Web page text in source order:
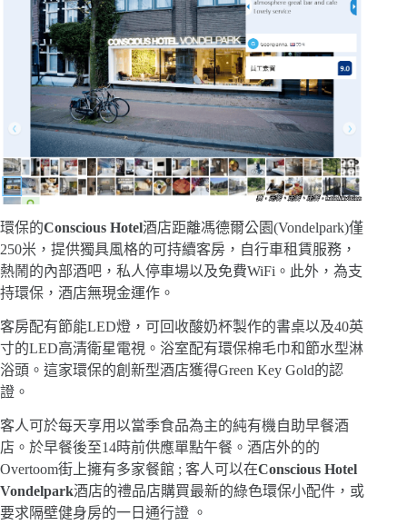
環保的Conscious Hotel酒店距離馮德爾公園(Vondelpark)僅
250米，提供獨具風格的可持續客房，自行車租賃服務，
熱鬧的內部酒吧，私人停車場以及免費WiFi。此外，為支
持環保，酒店無現金運作。
客房配有節能LED燈，可回收酸奶杯製作的書桌以及40英
寸的LED高清衛星電視。浴室配有環保棉毛巾和節水型淋
浴頭。這家環保的創新型酒店獲得Green Key Gold的認
證。
客人可於每天享用以當季食品為主的純有機自助早餐酒
店。於早餐後至14時前供應單點午餐。酒店外的的
Overtoom街上擁有多家餐館 ; 客人可以在Conscious Hotel
Vondelpark酒店的禮品店購買最新的綠色環保小配件，或
要求隔壁健身房的一日通行證 。